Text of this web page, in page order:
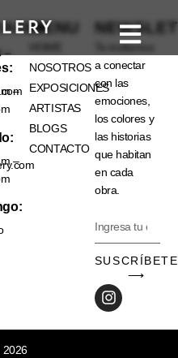
–
–
–
MENU
NOSOTROS
EXPOSICIONES
ARTISTAS
BLOGS
CONTACTO
Te invitamos
a conectar
con las
emociones,
los colores y
las historias
que habitan
en cada
obra.
SUSCRÍBETE
⟶